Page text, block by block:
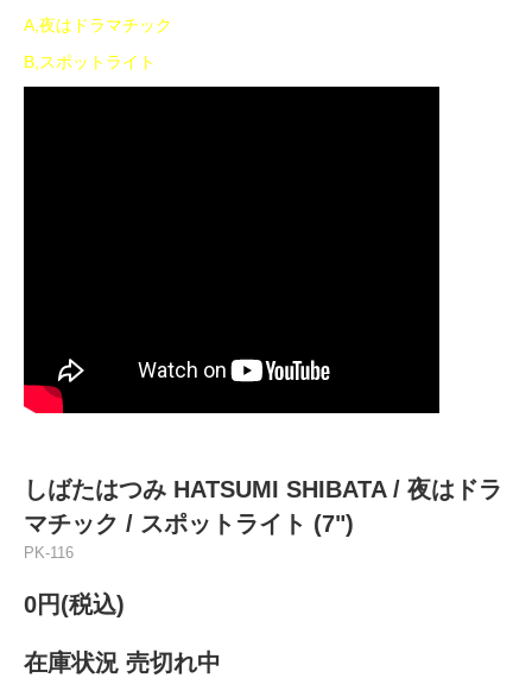
A,夜はドラマチック
B,スポットライト
しばたはつみ HATSUMI SHIBATA / 夜はドラ
マチック / スポットライト (7")
PK-116
0円(税込)
在庫状況 売切れ中